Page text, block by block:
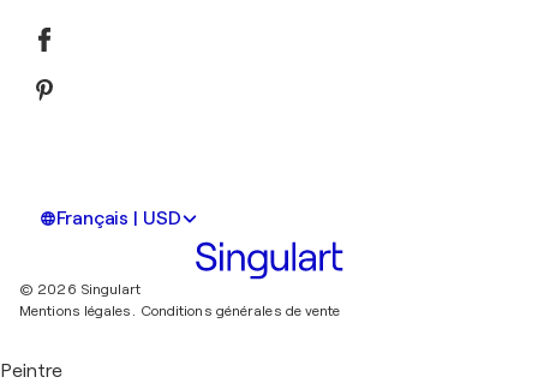
Français | USD
© 2026 Singulart
Mentions légales. Conditions générales de vente
Peintre